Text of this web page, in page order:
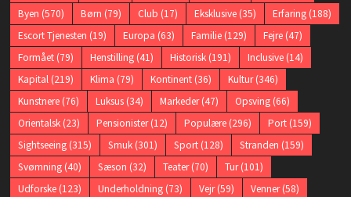
Byen (570) Børn (79) Club (17) Eksklusive(35) Erfaring(188)
Escort Tjenesten (19) Europa (63) Familie(129) Fejre(47)
Formået(79) Henstilling(41) Historisk(191) Inclusive(14)
Kapital(219) Klima (79) Kontinent(36) Kultur(346)
Kunstnere(76) Luksus(34) Markeder(47) Opsving(66)
Orientalsk(23) Pensionister(12) Populære(296) Port(159)
Sightseeing(315) Smuk(301) Sport(128) Stranden (159)
Svømning(40) Sæson (32) Teater(70) Tur(101)
Udforske(123) Underholdning(73) Vejr(59) Venner(58)